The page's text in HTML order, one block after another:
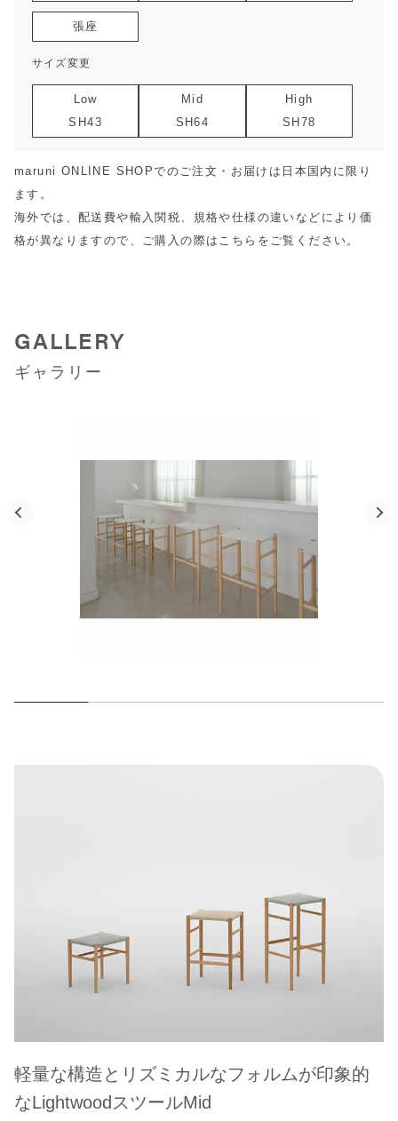
張座
サイズ変更
Low
SH43
Mid
SH64
High
SH78
maruni ONLINE SHOPでのご注文・お届けは日本国内に限り
ます。
海外では、配送費や輸入関税、規格や仕様の違いなどにより価
格が異なりますので、ご購入の際は こちら をご覧ください。
GALLERY
ギャラリー
軽量な構造とリズミカルなフォルムが印象的
なLightwoodスツールMid